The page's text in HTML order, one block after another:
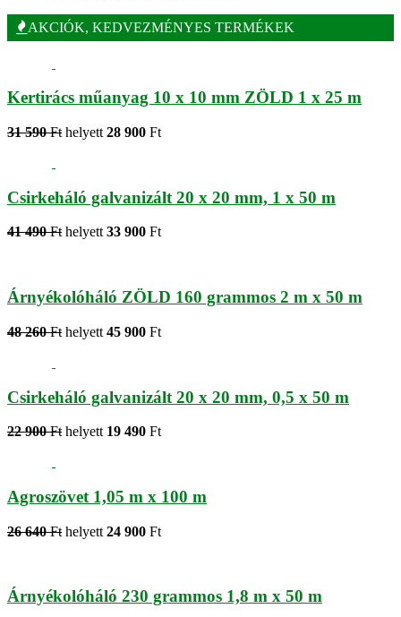
AKCIÓK, KEDVEZMÉNYES TERMÉKEK
Kertirács műanyag 10 x 10 mm ZÖLD 1 x 25 m
31 590 Ft helyett 28 900 Ft
Csirkeháló galvanizált 20 x 20 mm, 1 x 50 m
41 490 Ft helyett 33 900 Ft
Árnyékolóháló ZÖLD 160 grammos 2 m x 50 m
48 260 Ft helyett 45 900 Ft
Csirkeháló galvanizált 20 x 20 mm, 0,5 x 50 m
22 900 Ft helyett 19 490 Ft
Agroszövet 1,05 m x 100 m
26 640 Ft helyett 24 900 Ft
Árnyékolóháló 230 grammos 1,8 m x 50 m